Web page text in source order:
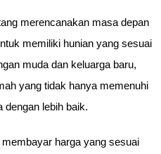
merencanakan masa depan
memiliki hunian yang sesuai
muda dan keluarga baru,
yang tidak hanya memenuhi
dengan lebih baik.
harga yang sesuai